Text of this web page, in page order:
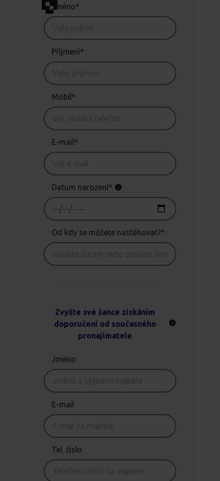
Jméno*
Příjmení*
Mobil*
E-mail*
Datum narození*
Od kdy se můžete nastěhovat?*
Zvyšte své šance získáním
doporučení od současného
pronajímatele
Jméno
E-mail
Tel. číslo